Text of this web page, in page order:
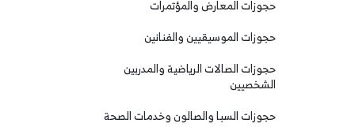
حجوزات المعارض والمؤتمرات
حجوزات الموسيقيين والفنانين
حجوزات الصالات الرياضية والمدربين
الشخصيين
حجوزات السبا والصالون وخدمات الصحة